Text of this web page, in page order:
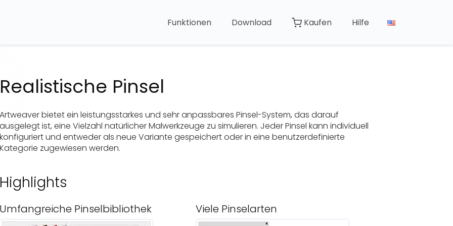
Funktionen Download Kaufen Hilfe
Realistische Pinsel
Artweaver bietet ein leistungsstarkes und sehr anpassbares Pinsel-System, das darauf
ausgelegt ist, eine Vielzahl natürlicher Malwerkzeuge zu simulieren. Jeder Pinsel kann individuell
konfiguriert und entweder als neue Variante gespeichert oder in eine benutzerdefinierte
Kategorie zugewiesen werden.
Highlights
Umfangreiche Pinselbibliothek Viele Pinselarten